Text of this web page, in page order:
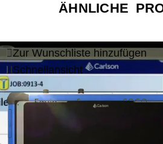
ÄHNLICHE
Zur Wunschliste hinzufügen
Schnellansicht